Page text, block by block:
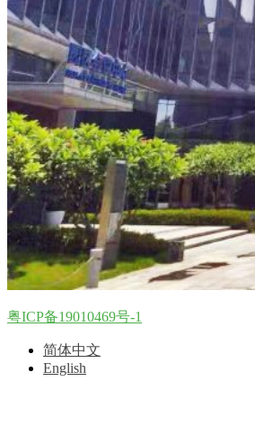
粤ICP备19010469号-1
简体中文
English